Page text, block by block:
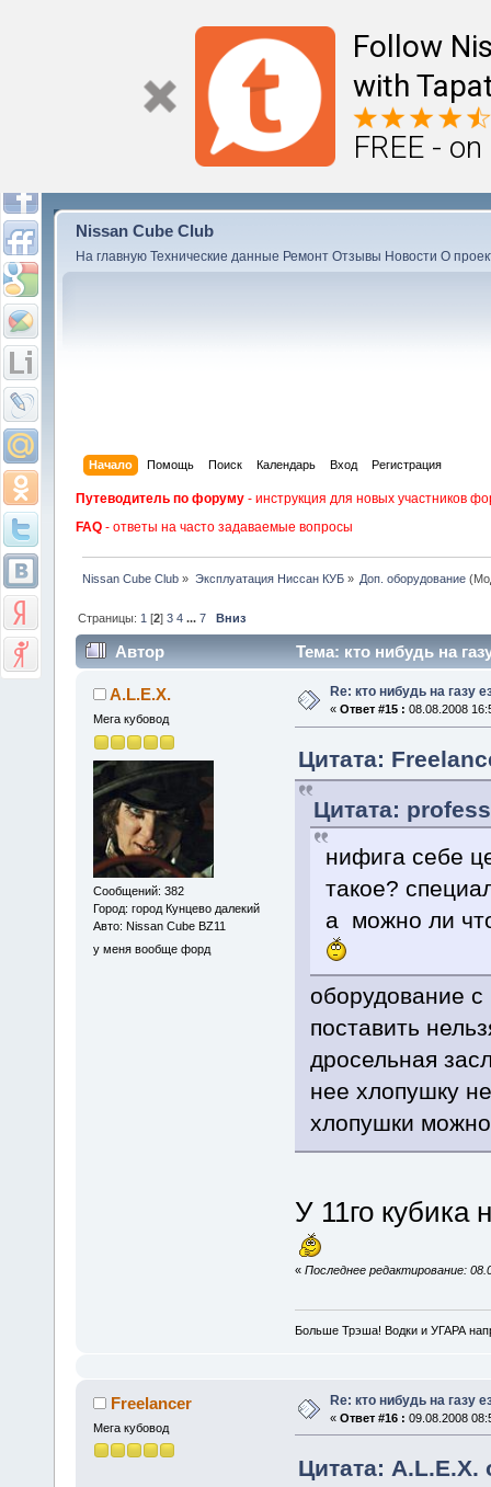
Follow
with
FREE -
Nissan Cube Club
На главную Технические данные Ремонт Отзывы Новости О
Начало Помощь Поиск Календарь Вход Регистрация
Путеводитель по форуму - инструкция для новых участников
FAQ - ответы на часто задаваемые вопросы
Nissan Cube Club » Эксплуатация Ниссан КУБ» Доп. оборудование
Страницы: 1 [2]3 4 ...7 Вниз
Автор Тема: кто нибудь на
A.L.E.X.
Мега кубовод
Сообщений: 382
Город: город Кунцево далекий
Авто: Nissan Cube BZ11
у меня вообще форд
Re: кто нибудь на газу
« Ответ #15 : 08.08.2008
Цитата:
Цитата:
нифига себе
такое?
а можно ли
оборудование
поставить
дросельная
нее хлопушку
хлопушки
У 11го кубика
« Последнее редактирование:
Больше Трэша! Водки и УГАРА
Freelancer
Мега кубовод
Re: кто нибудь на газу
« Ответ #16 : 09.08.2008
Цитата: A.L.E.X.